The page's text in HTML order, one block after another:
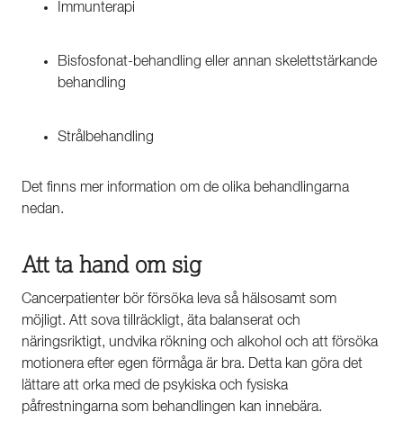
Immunterapi
Bisfosfonat-behandling eller annan skelettstärkande
behandling
Strålbehandling
Det finns mer information om de olika behandlingarna
nedan.
Att ta hand om sig
Cancerpatienter bör försöka leva så hälsosamt som
möjligt. Att sova tillräckligt, äta balanserat och
näringsriktigt, undvika rökning och alkohol och att försöka
motionera efter egen förmåga är bra. Detta kan göra det
lättare att orka med de psykiska och fysiska
påfrestningarna som behandlingen kan innebära.